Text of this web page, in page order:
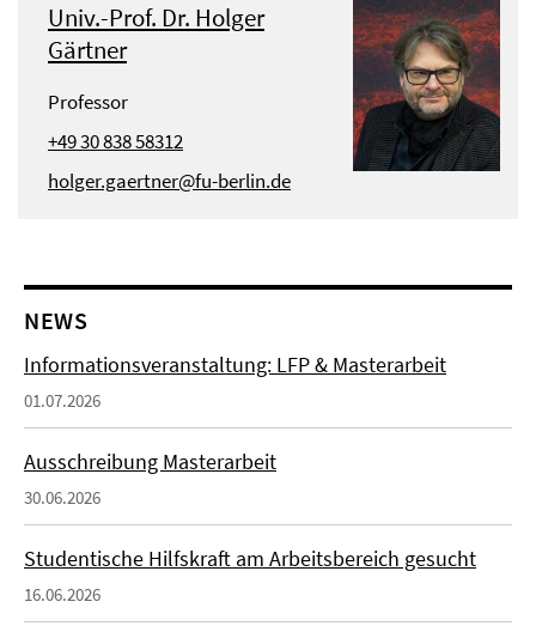
Univ.-Prof. Dr. Holger
Gärtner
Professor
+49 30 838 58312
holger.gaertner@fu-berlin.de
NEWS
Informationsveranstaltung: LFP & Masterarbeit
01.07.2026
Ausschreibung Masterarbeit
30.06.2026
Studentische Hilfskraft am Arbeitsbereich gesucht
16.06.2026